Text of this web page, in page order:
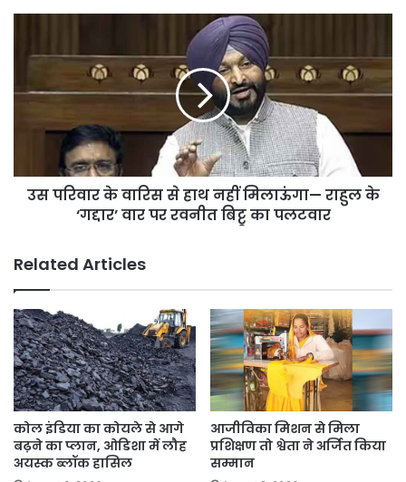
से
—
राहुल
पर
रवनीत
बिट्टू
का
पलटवार
उस परिवार के वारिस से हाथ नहीं मिलाऊंगा— राहुल के
‘गद्दार’ वार पर रवनीत बिट्टू का पलटवार
Related Articles
कोल इंडिया का कोयले से आगे
बढ़ने का प्लान, ओडिशा में लौह
अयस्क ब्लॉक हासिल
आजीविका मिशन से मिला
प्रशिक्षण तो श्वेता ने अर्जित किया
सम्मान